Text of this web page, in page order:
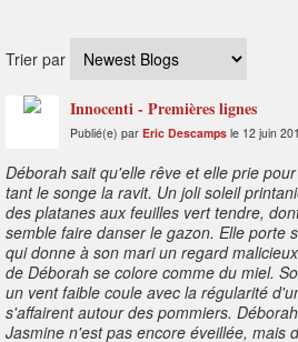
Trier par
Innocenti - Premières lignes
Publié(e) par Eric Descamps le 12 juin
Déborah sait qu'elle rêve et elle prie
tant le songe la ravit. Un joli soleil
des platanes aux feuilles vert tendre,
semble faire danser le gazon. Elle porte
qui donne à son mari un regard
de Déborah se colore comme du miel.
un vent faible coule avec la régularité
s'affairent autour des pommiers.
Jasmine n'est pas encore éveillée, mais